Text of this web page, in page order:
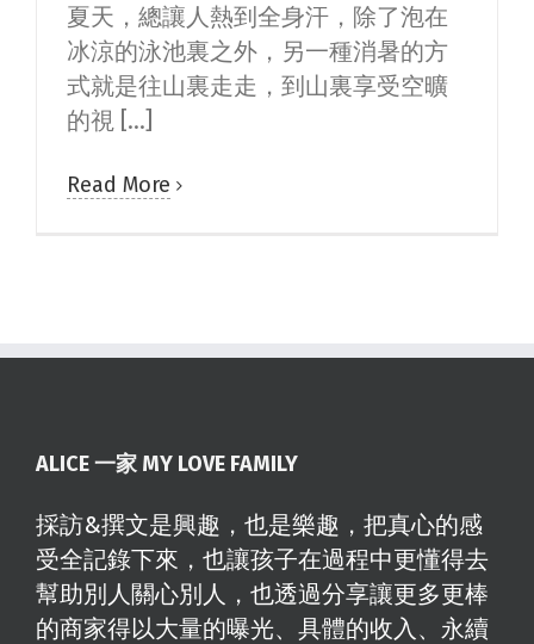
夏天，總讓人熱到全身汗，除了泡在
冰涼的泳池裏之外，另一種消暑的方
式就是往山裏走走，到山裏享受空曠
的視 [...]
Read More
ALICE 一家 MY LOVE FAMILY
採訪&撰文是興趣，也是樂趣，把真心的感
受全記錄下來，也讓孩子在過程中更懂得去
幫助別人關心別人，也透過分享讓更多更棒
的商家得以大量的曝光、具體的收入、永續